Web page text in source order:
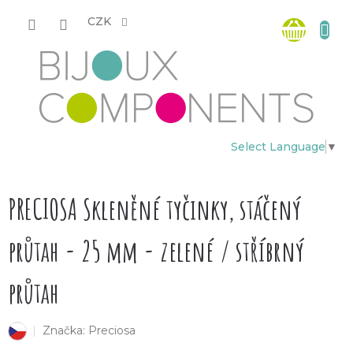
CZK
Select Language ▼
košík
PRECIOSA Skleněné tyčinky, stáčený
průtah - 25 mm - zelené / stříbrný
průtah
Značka: Preciosa